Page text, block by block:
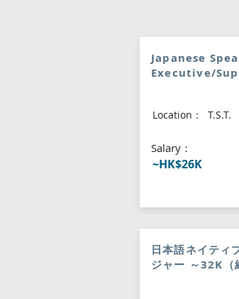
Japanese
Executive/
Location： T.S.T.
​Salary：
~HK$26K
日本語ネイティ
ジャー ～32K（